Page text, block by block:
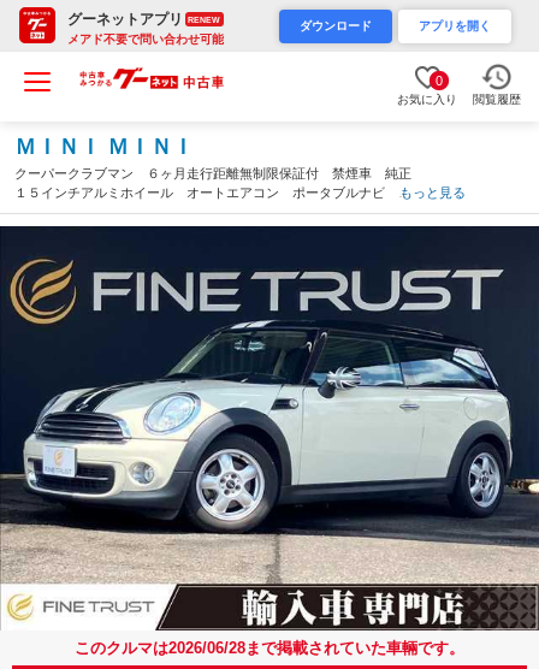
グーネットアプリ RENEW
メアド不要で問い合わせ可能
ダウンロード アプリを開く
0
お気に入り 閲覧履歴
ＭＩＮＩ ＭＩＮＩ
クーパークラブマン ６ヶ月走行距離無制限保証付 禁煙車 純正
１５インチアルミホイール オートエアコン ポータブルナビ Ｅ
ＴＣ スマートキー ＣＤチェンジャー ユーザー買取車 電動格
納ミラー 横滑り防止装置（愛知県）
もっと見る
このクルマは2026/06/28まで掲載されていた車輛です。